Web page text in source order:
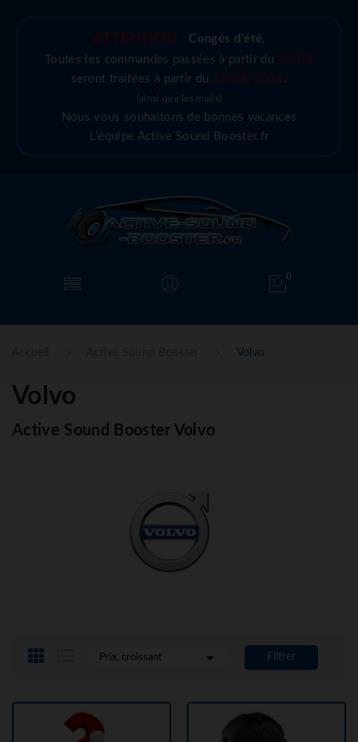
ATTENTION : Congés d'été,
Toutes les commandes passées à partir du 03/08
seront traitées à partir du 25/08/2026.
(ainsi que les mails)
Nous vous souhaitons de bonnes vacances
L'équipe Active Sound Booster.fr
0
Volvo
Volvo
Active Sound Booster Volvo
Prix, croissant  Filtrer